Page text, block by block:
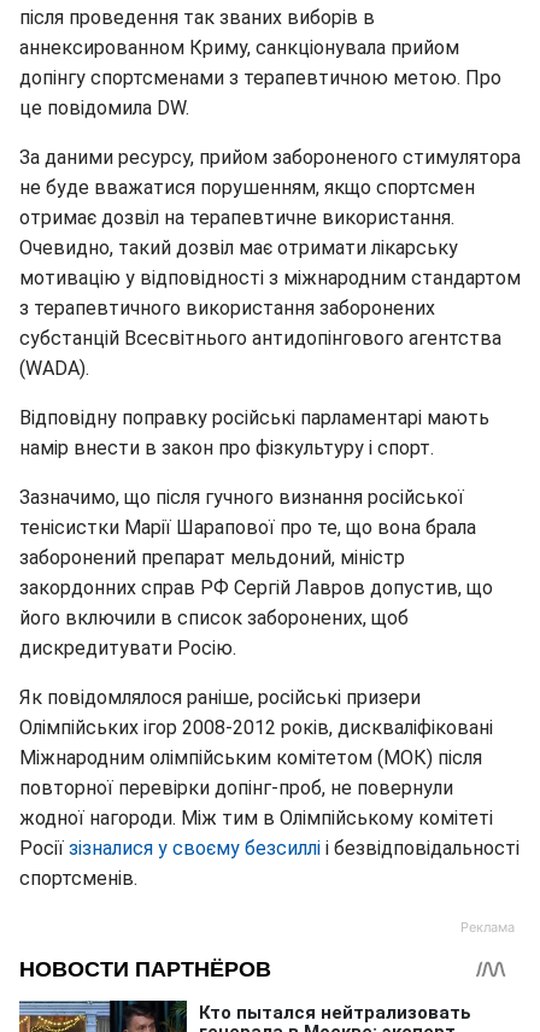
після проведення так званих виборів в
аннексированном Криму, санкціонувала прийом
допінгу спортсменами з терапевтичною метою. Про
це повідомила DW.
За даними ресурсу, прийом забороненого стимулятора
не буде вважатися порушенням, якщо спортсмен
отримає дозвіл на терапевтичне використання.
Очевидно, такий дозвіл має отримати лікарську
мотивацію у відповідності з міжнародним стандартом
з терапевтичного використання заборонених
субстанцій Всесвітнього антидопінгового агентства
(WADA).
Відповідну поправку російські парламентарі мають
намір внести в закон про фізкультуру і спорт.
Зазначимо, що після гучного визнання російської
тенісистки Марії Шарапової про те, що вона брала
заборонений препарат мельдоний, міністр
закордонних справ РФ Сергій Лавров допустив, що
його включили в список заборонених, щоб
дискредитувати Росію.
Як повідомлялося раніше, російські призери
Олімпійських ігор 2008-2012 років, дискваліфіковані
Міжнародним олімпійським комітетом (МОК) після
повторної перевірки допінг-проб, не повернули
жодної нагороди. Між тим в Олімпійському комітеті
Росії зізналися у своєму безсиллі і безвідповідальності
спортсменів.